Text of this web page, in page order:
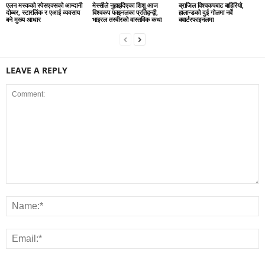
एलन मस्कको स्पेसएक्सको आम्दानी
दोब्बर, स्टारलिंक र एआई व्यवसाय
बने मुख्य आधार
मेस्सीले नुहाइदिएका शिशु आज
विश्वकप फाइनलका प्रतिद्वन्द्वी,
भाइरल तस्वीरको वास्तविक कथा
ब्राजिल विश्वकपबाट बाहिरियो,
हालान्डको दुई गोलमा नर्वे
क्वार्टरफाइनलमा
LEAVE A REPLY